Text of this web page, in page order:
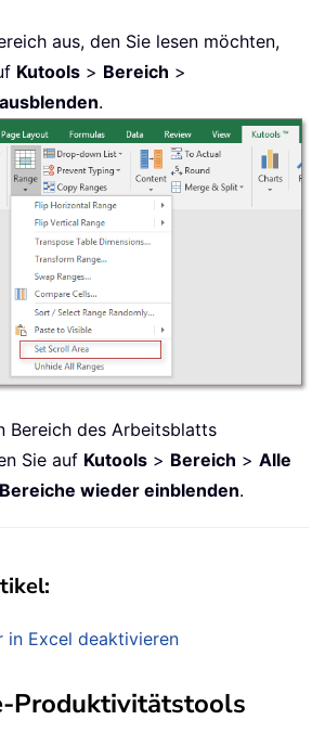
aus, den Sie lesen möchten,
Kutools > Bereich >
.
Bereich des Arbeitsblatts
Sie auf Kutools > Bereich > Alle
wieder einblenden.
in Excel deaktivieren
Produktivitätstools